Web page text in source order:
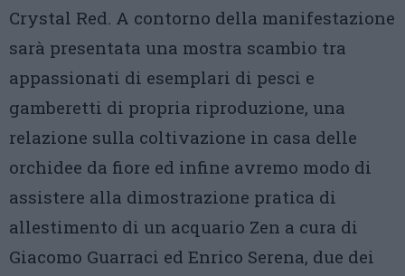
Crystal Red. A contorno della manifestazione
sarà presentata una mostra scambio tra
appassionati di esemplari di pesci e
gamberetti di propria riproduzione, una
relazione sulla coltivazione in casa delle
orchidee da fiore ed infine avremo modo di
assistere alla dimostrazione pratica di
allestimento di un acquario Zen a cura di
Giacomo Guarraci ed Enrico Serena, due dei